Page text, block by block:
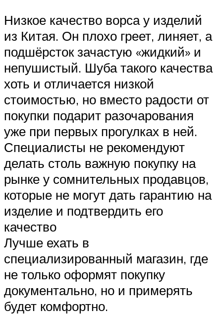
Низкое качество ворса у изделий
из Китая. Он плохо греет, линяет, а
подшёрсток зачастую «жидкий» и
непушистый. Шуба такого качества
хоть и отличается низкой
стоимостью, но вместо радости от
покупки подарит разочарования
уже при первых прогулках в ней.
Специалисты не рекомендуют
делать столь важную покупку на
рынке у сомнительных продавцов,
которые не могут дать гарантию на
изделие и подтвердить его
качество
Лучше ехать в
специализированный магазин, где
не только оформят покупку
документально, но и примерять
будет комфортно.